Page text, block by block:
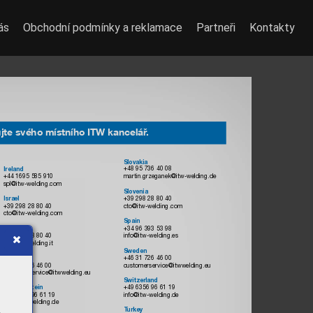
svého místního ITW kancelář.
Ireland
+44 1695 585 910
spl@itw-welding.com
Israel
+39 298 28 80 40
cto@itw-welding.com
+39 298 28 80 40
itw@itw-welding.it
+46 31 726 46 00
customerservice@itwwelding.eu
Liechtenstein
+49 6356 96 61 19
info@itw-welding.de
Slovakia
+48 95 736 40 08
martin.grzeganek@itw-welding.de
Slovenia
+39 298 28 80 40
cto@itw-welding.com
Spain
+34 96 393 53 98
info@itw-welding.es
Sweden
+46 31 726 46 00
customerservice@itwwelding.eu
Switzerland
+49 6356 96 61 19
info@itw-welding.de
Turkey
Obchodní podmínky a reklamace Partneři Kontakty